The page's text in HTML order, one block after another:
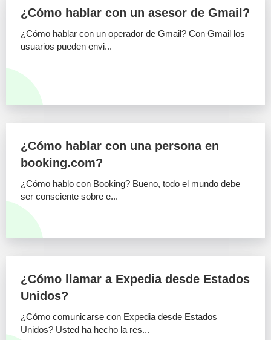
¿Cómo hablar con un asesor de Gmail?
¿Cómo hablar con un operador de Gmail? Con Gmail los
usuarios pueden envi...
¿Cómo hablar con una persona en
booking.com?
¿Cómo hablo con Booking? Bueno, todo el mundo debe
ser consciente sobre e...
¿Cómo llamar a Expedia desde Estados
Unidos?
¿Cómo comunicarse con Expedia desde Estados
Unidos? Usted ha hecho la res...